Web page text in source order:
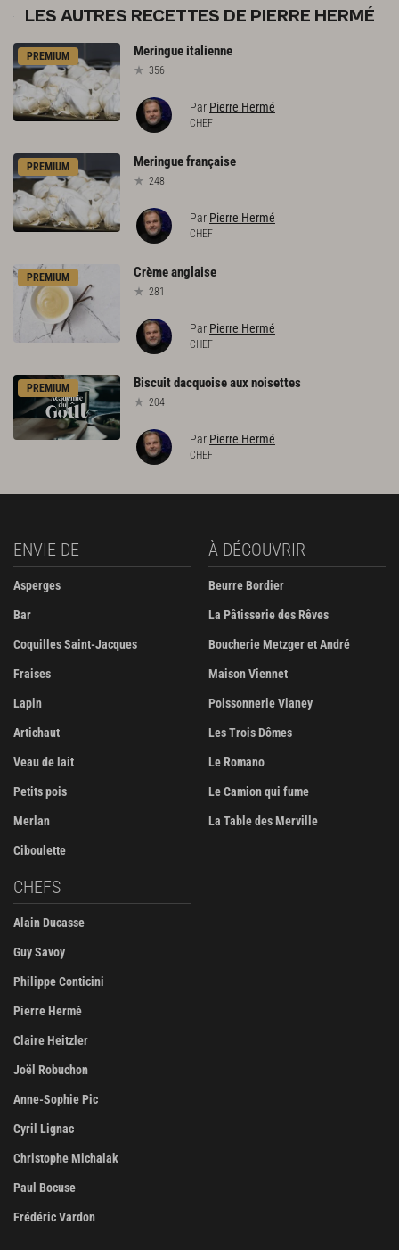
LES AUTRES RECETTES DE PIERRE HERMÉ
PREMIUM Meringue italienne
356
Par Pierre Hermé
CHEF
PREMIUM Meringuefrançaise
248
Par Pierre Hermé
CHEF
PREMIUM Crèmeanglaise
281
Par Pierre Hermé
CHEF
PREMIUM Biscuitdacquoiseauxnoisettes
204
Par Pierre Hermé
CHEF
ENVIE DE
Asperges
Bar
Coquilles Saint-Jacques
Fraises
Lapin
Artichaut
Veau de lait
Petits pois
Merlan
Ciboulette
À DÉCOUVRIR
Beurre Bordier
La Pâtisserie des Rêves
Boucherie Metzger et André
Maison Viennet
Poissonnerie Vianey
Les Trois Dômes
Le Romano
Le Camion qui fume
La Table des Merville
CHEFS
Alain Ducasse
Guy Savoy
Philippe Conticini
Pierre Hermé
Claire Heitzler
Joël Robuchon
Anne-Sophie Pic
Cyril Lignac
Christophe Michalak
Paul Bocuse
Frédéric Vardon